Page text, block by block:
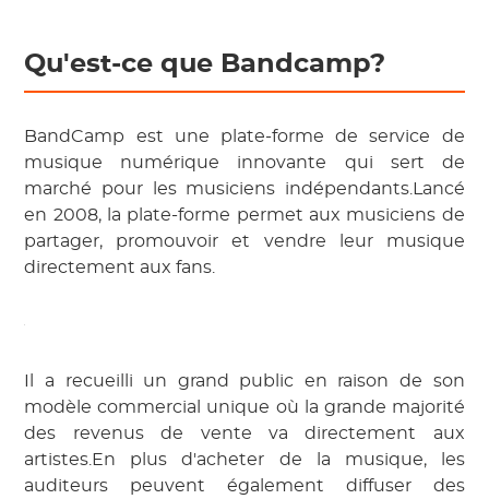
Qu'est-ce que Bandcamp?
BandCamp est une plate-forme de service de
musique numérique innovante qui sert de
marché pour les musiciens indépendants.Lancé
en 2008, la plate-forme permet aux musiciens de
partager, promouvoir et vendre leur musique
directement aux fans.
Il a recueilli un grand public en raison de son
modèle commercial unique où la grande majorité
des revenus de vente va directement aux
artistes.En plus d'acheter de la musique, les
auditeurs peuvent également diffuser des